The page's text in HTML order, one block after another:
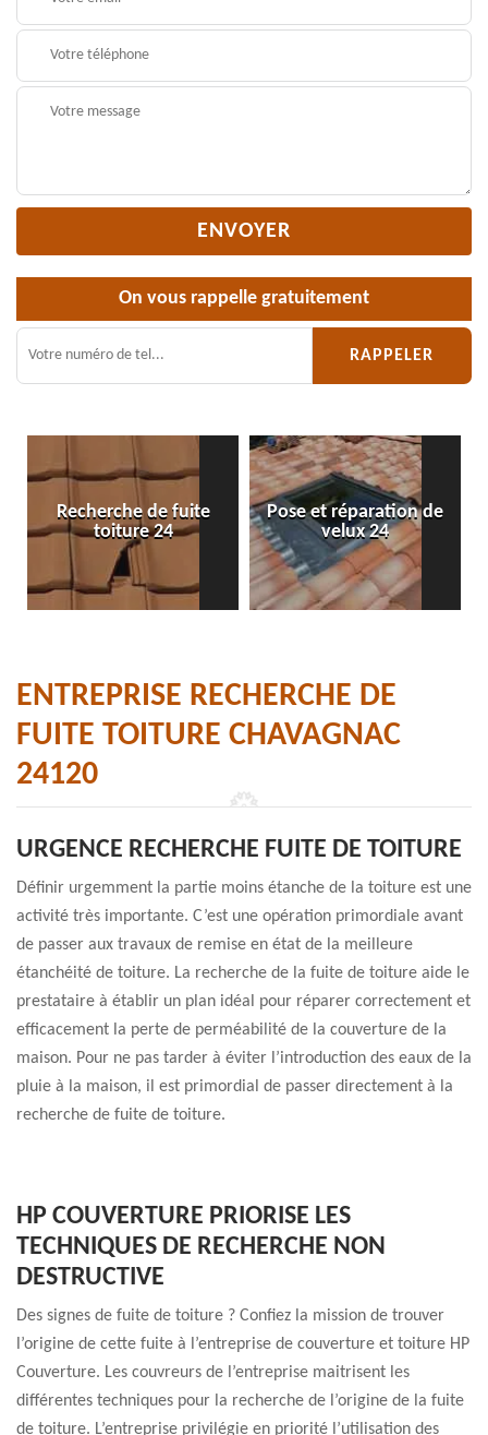
On vous rappelle gratuitement
Recherche de fuite
toiture 24
Pose et réparation de
velux 24
ENTREPRISE RECHERCHE DE
FUITE TOITURE CHAVAGNAC
24120
URGENCE RECHERCHE FUITE DE TOITURE
Définir urgemment la partie moins étanche de la toiture est une
activité très importante. C’est une opération primordiale avant
de passer aux travaux de remise en état de la meilleure
étanchéité de toiture. La recherche de la fuite de toiture aide le
prestataire à établir un plan idéal pour réparer correctement et
efficacement la perte de perméabilité de la couverture de la
maison. Pour ne pas tarder à éviter l’introduction des eaux de la
pluie à la maison, il est primordial de passer directement à la
recherche de fuite de toiture.
HP COUVERTURE PRIORISE LES
TECHNIQUES DE RECHERCHE NON
DESTRUCTIVE
Des signes de fuite de toiture ? Confiez la mission de trouver
l’origine de cette fuite à l’entreprise de couverture et toiture HP
Couverture. Les couvreurs de l’entreprise maitrisent les
différentes techniques pour la recherche de l’origine de la fuite
de toiture. L’entreprise privilégie en priorité l’utilisation des